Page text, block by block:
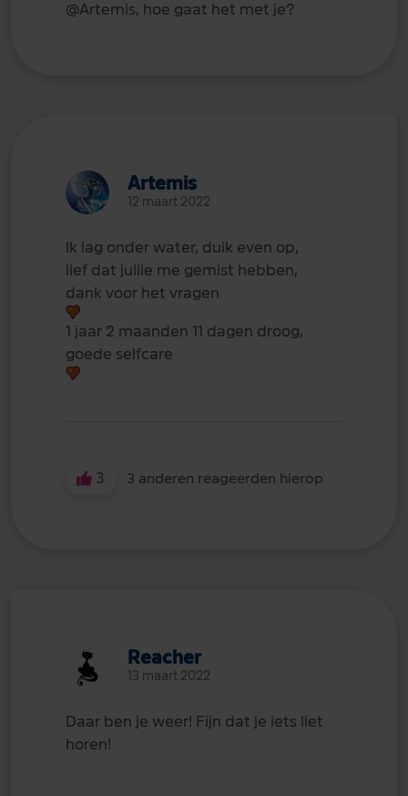
@Artemis, hoe gaat het met je?
Artemis
12 maart 2022
Ik lag onder water, duik even op,
lief dat jullie me gemist hebben,
dank voor het vragen
1 jaar 2 maanden 11 dagen droog,
goede selfcare
3 3 anderen reageerden hierop
Reacher
13 maart 2022
Daar ben je weer! Fijn dat je iets liet
horen!